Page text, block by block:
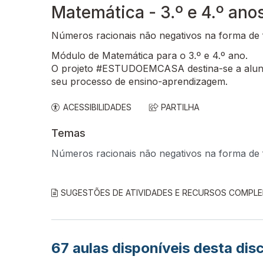
Matemática - 3.º e 4.º
Números racionais não negativos na forma
Módulo de Matemática para o 3.º e 4.º ano.
O projeto #ESTUDOEMCASA destina-se a
seu processo de ensino-aprendizagem.
ACESSIBILIDADES PARTILHA
Temas
Números racionais não negativos na forma
SUGESTÕES DE ATIVIDADES E RECURSOS
67 aulas disponíveis desta